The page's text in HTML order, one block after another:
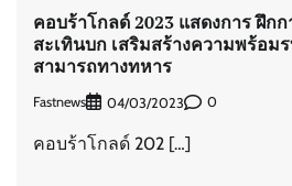
คอบร้าโกลด์ 2023 แสดงการ ฝึก
สะเทินบก เสริมสร้างความพร้อ
สามารถทางทหาร
Fastnews 04/03/2023 0
คอบร้าโกลด์ 202 […]